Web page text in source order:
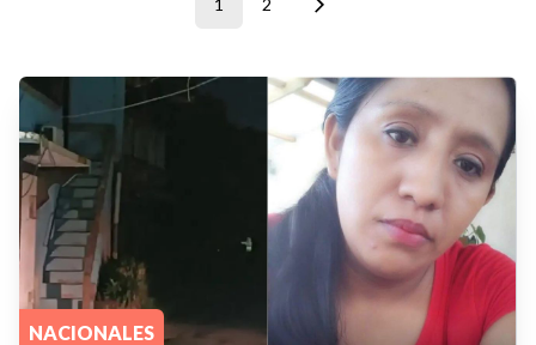
1 2
NACIONALES